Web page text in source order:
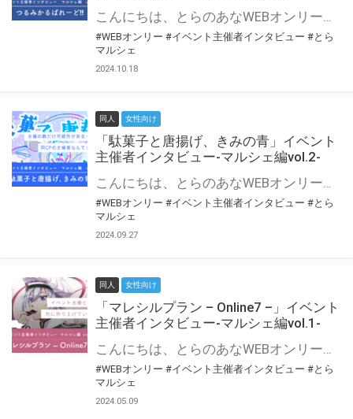
こんにちは、とらのあなWEBオンリー運営スタッフです。 新たにお届けする、イベント主催者インタビュー-マルシェ編-は、 とらのあなWEBオンリー「マルシェ」をご利用した主催様に 「マルシェ」を使って開催した感想や心がけをお聞きする企画です。 今回は、WEBオンリー初開催「つるみかるぱれーど
#WEBオンリー #イベント主催者インタビュー #とら
マルシェ
2024.10.18
同人 女性向け
「駄菓子と唐揚げ、きみの青」イベント
主催者インタビュー-マルシェ編vol.2-
こんにちは、とらのあなWEBオンリー運営スタッフです。 新たにお届けする、イベント主催者インタビュー-マルシェ編-は、 とらのあなWEBオンリー「マルシェ」をご利用の主催様に 「マルシェ」を使ってイベントを開催した感想や心がけをお聞きする企画です。 今回は、WEBオンリー初開催「駄菓子と唐揚げ、きみの青」より、 主催のぎこ六屋様にお話を伺いました。 協力：ぎこ六屋様／イベント公式Twitter（@krkgwks） とらのあなWEBオンリー「マルシェ」とは？ WEBオンリーでリアルタイムでコミュニケーションがとれるオンライン会場です。
#WEBオンリー #イベント主催者インタビュー #とら
マルシェ
2024.09.27
同人 女性向け
「マレシルプラン – Online7 –」イベント
主催者インタビュー-マルシェ編vol.1-
こんにちは、とらのあなWEBオンリー運営スタッフです。 新たにお届けする、イベント主催者インタビュー-マルシェ編-は、 とらのあなWEBオンリー「マルシェ」をご利用した主催様に 「マルシェ」を使って開催した感想や心がけをお聞きする企画です。 今回は、WEBオンリー開催7回目迎えた「マレシルプラン – Online7 –」より、 主催の玉川うた様にお話を伺いました。 ▼マレシルプランのインタビュー前回記事 「イベント主催者インタビュー vol.6」はこちら 協力：玉川うた様（マレシルプラン実行委員会 代表）／イベント公式Twitter（@mallesil_plan） とらのあなWEBオンリー「マルシェ」とは？ WEBオンリーでリアルタイムでコミュニケーションがとれるオンライン会場です。
#WEBオンリー #イベント主催者インタビュー #とら
マルシェ
2024.05.09